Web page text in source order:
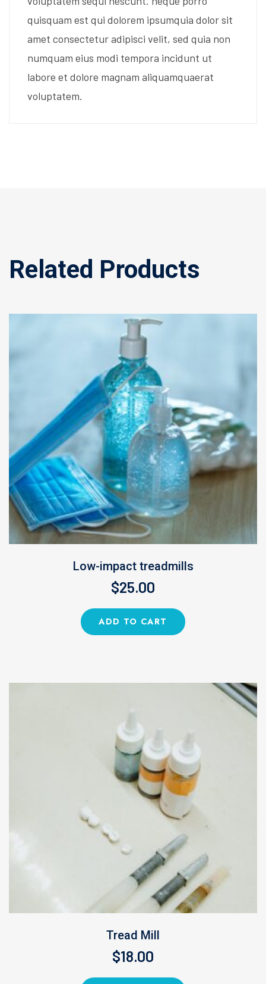
quisquam est qui dolorem ipsumquia dolor sit
amet consectetur adipisci velit, sed quia non
numquam eius modi tempora incidunt ut
labore et dolore magnam aliquamquaerat
voluptatem.
Related Products
Low-impact treadmills
$25.00
ADD TO CART
Tread Mill
$18.00